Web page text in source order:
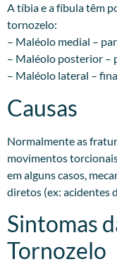
A tíbia e a fíbula têm
tornozelo:
– Maléolo medial –
– Maléolo posterior –
– Maléolo lateral –
Causas
Normalmente as
movimentos
em alguns casos,
diretos (ex: acidentes
Sintomas
Tornozelo